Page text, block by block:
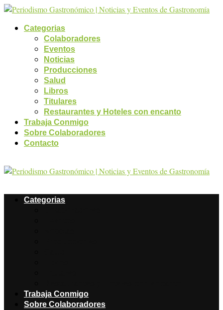
Categorias
Colaboradores
Eventos
Noticias
Producciones
Salud
Libros
Titulares
Restaurantes y Hoteles con encanto
Trabaja Conmigo
Sobre Colaboradores
Contacto
Categorias
Trabaja Conmigo
Sobre Colaboradores